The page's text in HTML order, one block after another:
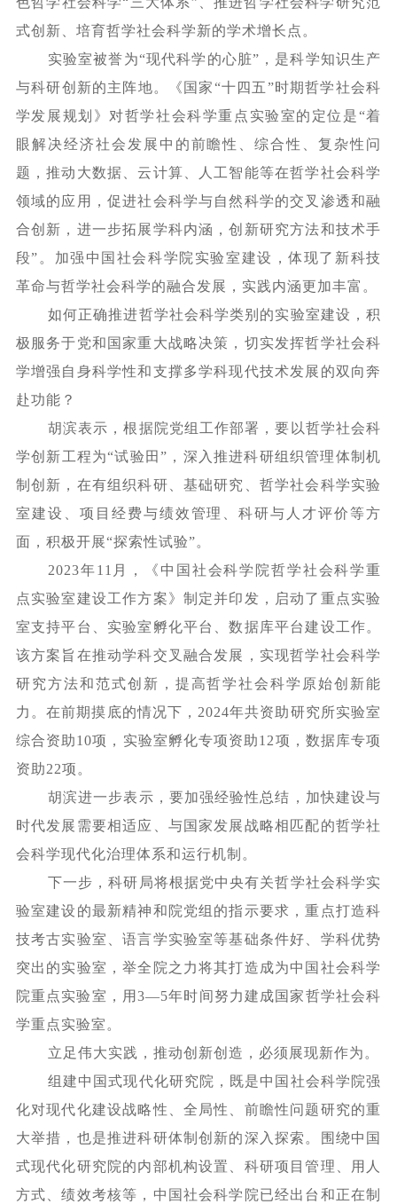
式创新、培育哲学社会科学新的学术增长点。
实验室被誉为“现代科学的心脏”，是科学知识生产
与科研创新的主阵地。《国家“十四五”时期哲学社会科
学发展规划》对哲学社会科学重点实验室的定位是“着
眼解决经济社会发展中的前瞻性、综合性、复杂性问
题，推动大数据、云计算、人工智能等在哲学社会科学
领域的应用，促进社会科学与自然科学的交叉渗透和融
合创新，进一步拓展学科内涵，创新研究方法和技术手
段”。加强中国社会科学院实验室建设，体现了新科技
革命与哲学社会科学的融合发展，实践内涵更加丰富。
如何正确推进哲学社会科学类别的实验室建设，积
极服务于党和国家重大战略决策，切实发挥哲学社会科
学增强自身科学性和支撑多学科现代技术发展的双向奔
赴功能？
胡滨表示，根据院党组工作部署，要以哲学社会科
学创新工程为“试验田”，深入推进科研组织管理体制机
制创新，在有组织科研、基础研究、哲学社会科学实验
室建设、项目经费与绩效管理、科研与人才评价等方
面，积极开展“探索性试验”。
2023年11月，《中国社会科学院哲学社会科学重
点实验室建设工作方案》制定并印发，启动了重点实验
室支持平台、实验室孵化平台、数据库平台建设工作。
该方案旨在推动学科交叉融合发展，实现哲学社会科学
研究方法和范式创新，提高哲学社会科学原始创新能
力。在前期摸底的情况下，2024年共资助研究所实验室
综合资助10项，实验室孵化专项资助12项，数据库专项
资助22项。
胡滨进一步表示，要加强经验性总结，加快建设与
时代发展需要相适应、与国家发展战略相匹配的哲学社
会科学现代化治理体系和运行机制。
下一步，科研局将根据党中央有关哲学社会科学实
验室建设的最新精神和院党组的指示要求，重点打造科
技考古实验室、语言学实验室等基础条件好、学科优势
突出的实验室，举全院之力将其打造成为中国社会科学
院重点实验室，用3—5年时间努力建成国家哲学社会科
学重点实验室。
立足伟大实践，推动创新创造，必须展现新作为。
组建中国式现代化研究院，既是中国社会科学院强
化对现代化建设战略性、全局性、前瞻性问题研究的重
大举措，也是推进科研体制创新的深入探索。围绕中国
式现代化研究院的内部机构设置、科研项目管理、用人
方式、绩效考核等，中国社会科学院已经出台和正在制